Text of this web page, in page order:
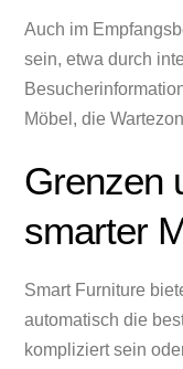
Auch im
sein, etwa durch
Möbel, die
Grenzen
smarter
Smart Furniture
automatisch die
kompliziert sein